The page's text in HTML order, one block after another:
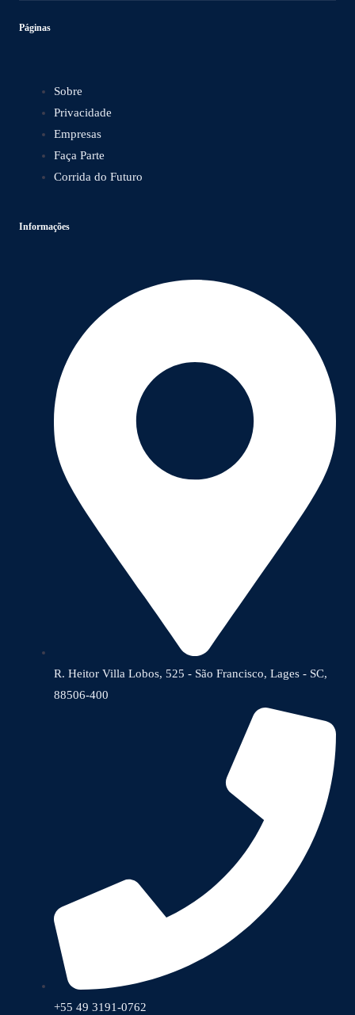
Páginas
Sobre
Privacidade
Empresas
Faça Parte
Corrida do Futuro
Informações
R. Heitor Villa Lobos, 525 - São Francisco, Lages - SC,
88506-400
+55 49 3191-0762